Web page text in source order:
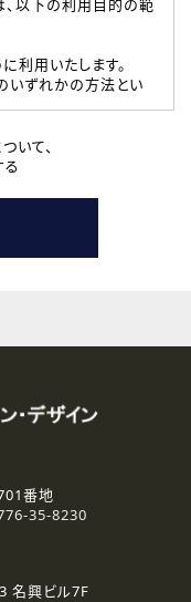
、以下の利用目的の範
用いたします。
いずれかの方法とい
参考情報として利
皆様
用いたします。
ずれかの方法とい
めに利用いたしま
ために利用いたし
ずれかの方法とい
に従う場合を除き、
たした委託先に、個
いて、
番地
35-8230
名興ビル7F